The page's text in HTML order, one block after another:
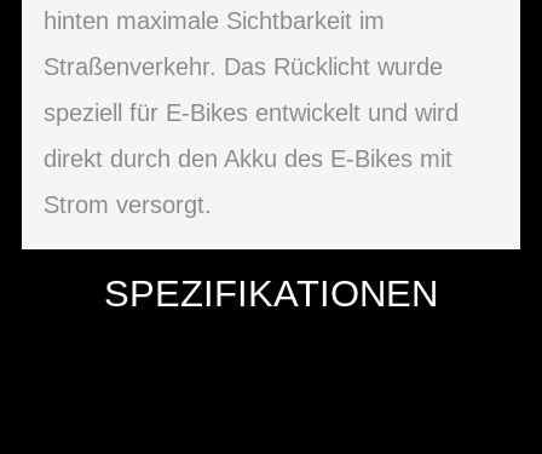
hinten maximale Sichtbarkeit im
Straßenverkehr. Das Rücklicht wurde
speziell für E-Bikes entwickelt und wird
direkt durch den Akku des E-Bikes mit
Strom versorgt.
SPEZIFIKATIONEN